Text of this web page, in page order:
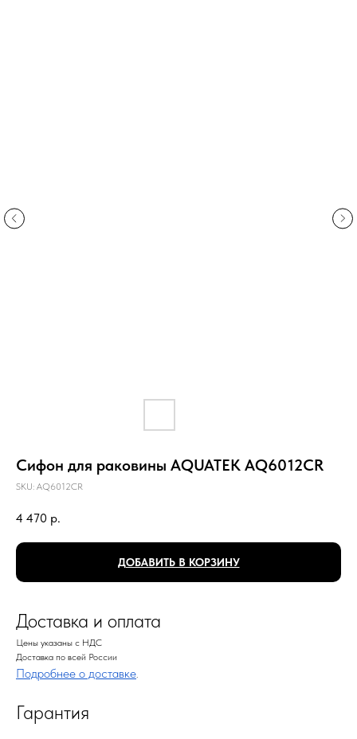
Сифон для раковины AQUATEK AQ6012CR
SKU: AQ6012CR
4 470 р.
ДОБАВИТЬ В КОРЗИНУ
Доставка и оплата
Цены указаны с НДС
Доставка по всей России
Подробнее о доставке.
Гарантия